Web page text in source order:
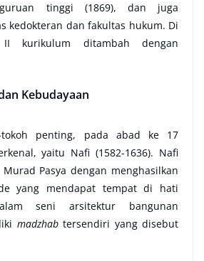
tinggi (1869), dan juga
kedokteran dan fakultas hukum. Di
kurikulum ditambah dengan
Kebudayaan
tokoh penting, pada abad ke 17
yaitu Nafi (1582-1636). Nafi
Pasya dengan menghasilkan
yang mendapat tempat di hati
seni arsitektur bangunan
madzhabtersendiri yang disebut